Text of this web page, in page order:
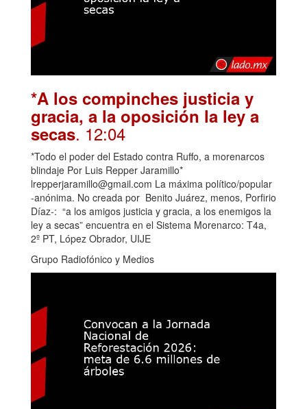
*A los compinches justicia y
gracia, a la oposición la ley a
secas. 12:04
*Todo el poder del Estado contra Ruffo, a morenarcos
blindaje Por Luis Repper Jaramillo*
lrepperjaramillo@gmail.com La máxima político/popular
-anónima. No creada por Benito Juárez, menos, Porfirio
Díaz-: “a los amigos justicia y gracia, a los enemigos la
ley a secas” encuentra en el Sistema Morenarco: T4a,
2º PT, López Obrador, UIJE
Grupo Radiofónico y Medios